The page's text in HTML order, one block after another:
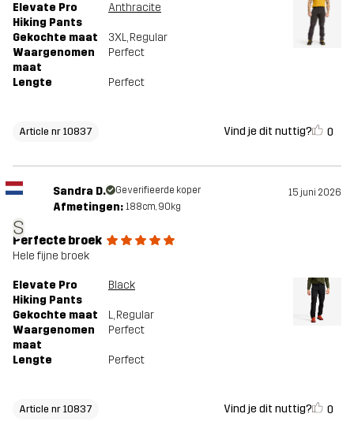
Elevate Pro
Hiking Pants
Anthracite
Gekochte maat 3XL, Regular
Waargenomen
maat
Perfect
Lengte Perfect
Article nr 10837 Vind je dit nuttig? 0
S
Sandra D. Geverifieerde koper 15 juni 2026
Afmetingen: 188cm, 90kg
Perfecte broek
Hele fijne broek
Elevate Pro
Hiking Pants
Black
Gekochte maat L, Regular
Waargenomen
maat
Perfect
Lengte Perfect
Article nr 10837 Vind je dit nuttig? 0